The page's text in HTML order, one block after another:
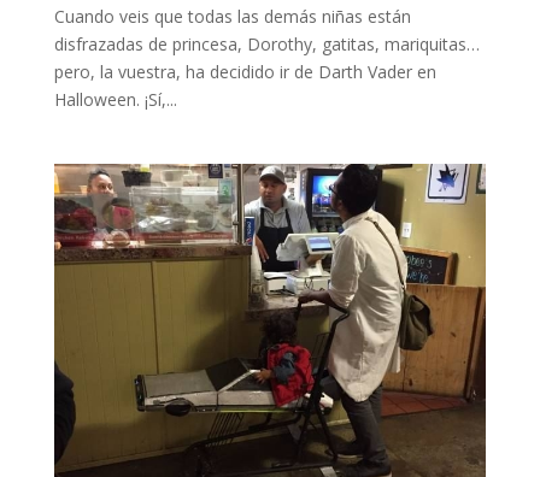
Cuando veis que todas las demás niñas están
disfrazadas de princesa, Dorothy, gatitas, mariquitas…
pero, la vuestra, ha decidido ir de Darth Vader en
Halloween. ¡Sí,...